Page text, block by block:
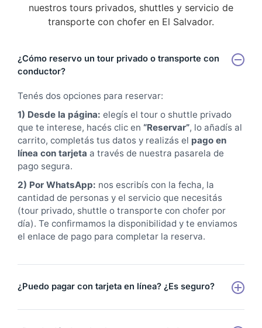
nuestros tours privados, shuttles y servicio de
transporte con chofer en El Salvador.
¿Cómo reservo un tour privado o transporte con
conductor?
Tenés dos opciones para reservar:
1) Desde la página: elegís el tour o shuttle privado
que te interese, hacés clic en “Reservar”, lo añadís al
carrito, completás tus datos y realizás el pago en
línea con tarjeta a través de nuestra pasarela de
pago segura.
2) Por WhatsApp: nos escribís con la fecha, la
cantidad de personas y el servicio que necesitás
(tour privado, shuttle o transporte con chofer por
día). Te confirmamos la disponibilidad y te enviamos
el enlace de pago para completar la reserva.
¿Puedo pagar con tarjeta en línea? ¿Es seguro?
Sí. Aceptamospago con tarjeta de crédito o débitoa